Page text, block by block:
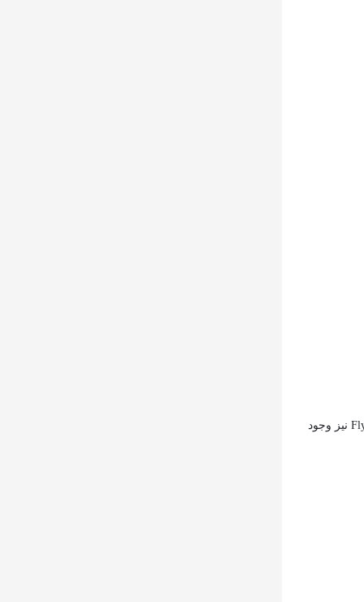
امکان رزرو اینترنتی از طریق وب‌سایت‌های معتبر مانند Alibaba.ir، Jabama.com و Flytoday.ir نیز وجود